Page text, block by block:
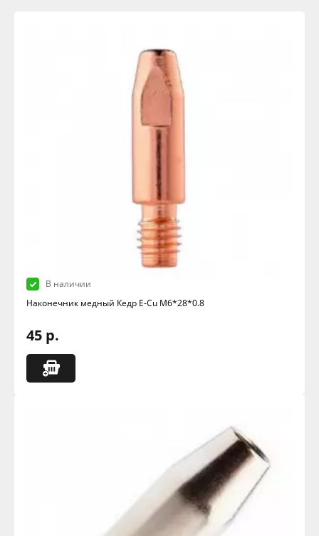
В наличии
Наконечник медный Кедр E-Cu M6*28*0.8
45 р.